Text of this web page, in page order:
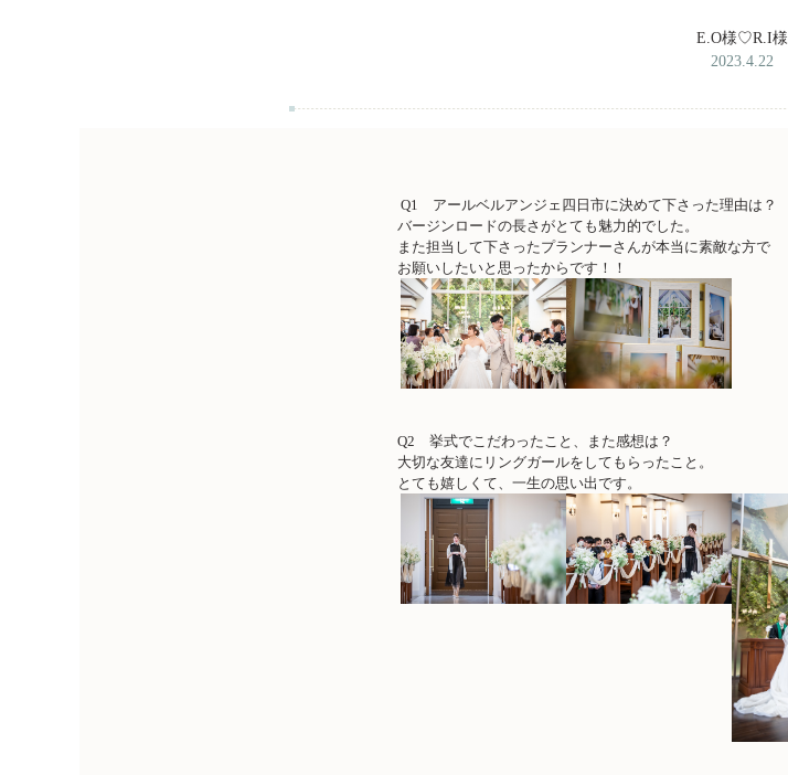
E.O様♡R.I様
2023.4.22
Q1 アールベルアンジェ四日市に決めて下さった理由は？
バージンロードの長さがとても魅力的でした。
また担当して下さったプランナーさんが本当に素敵な方で
お願いしたいと思ったからです！！
Q2 挙式でこだわったこと、また感想は？
大切な友達にリングガールをしてもらったこと。
とても嬉しくて、一生の思い出です。